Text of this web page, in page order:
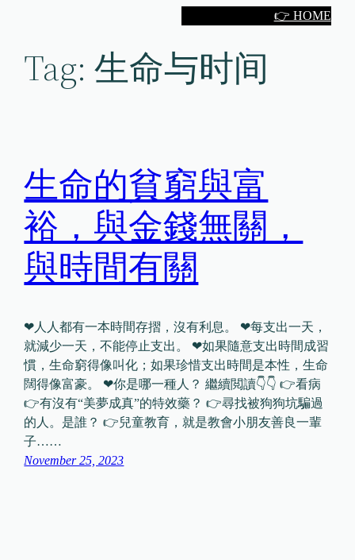
👉 HOME
Tag:生命与时间
生命的貧窮與富
裕，與金錢無關，
與時間有關
❤人人都有一本時間存摺，沒有利息。 ❤每支出一天，
就減少一天，不能停止支出。 ❤如果隨意支出時間成習
慣，生命窮得像叫化；如果珍惜支出時間是本性，生命
闊得像富豪。 ❤你是哪一種人？ 繼續閲讀👇👇 👉看病
👉有沒有“美夢成真”的特效藥？ 👉尋找被狗狗坑騙過
的人。是誰？ 👉兒童教育，就是教會小朋友善良一輩
子……
November 25, 2023